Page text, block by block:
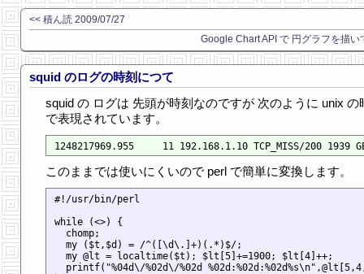
<< 積ん読 2009/07/27
Google Chart API で 円グラフを描い
squid のログの時刻につて
squid の ログは 先頭が時刻なのですが 次のように unix の
で表現されています。
このままでは使いにくいので perl で簡単に変換します。
#!/usr/bin/perl
while (<>) {
  chomp;
  my ($t,$d) = /^([\d\.]+)(.*)$/;
  my @lt = localtime($t); $lt[5]+=1900; $lt[4]++;
printf("%04d\/%02d\/%02d